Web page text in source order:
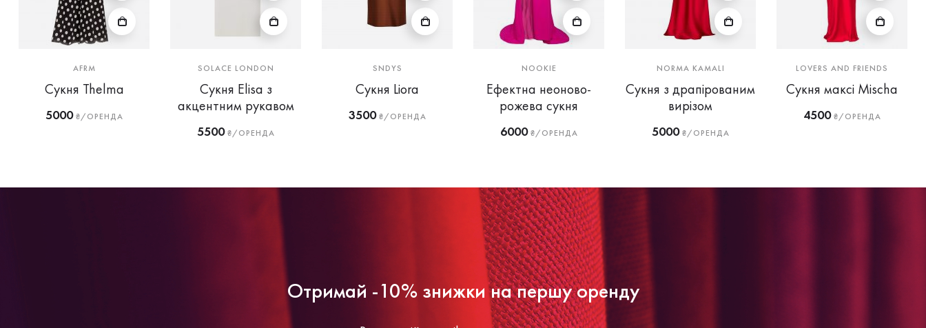
AFRM
Сукня Thelma
5000₴/ОРЕНДА
SOLACE LONDON
Сукня Elisa з
акцентним рукавом
5500₴/ОРЕНДА
SNDYS
Сукня Liora
3500₴/ОРЕНДА
NOOKIE
Ефектна неоново-
рожева сукня
6000₴/ОРЕНДА
NORMA KAMALI
Сукня з драпірованим
вирізом
5000₴/ОРЕНДА
LOVERS AND FRIENDS
Сукня максі Mischa
4500₴/ОРЕНДА
Отримай -10% знижки на першу оренду